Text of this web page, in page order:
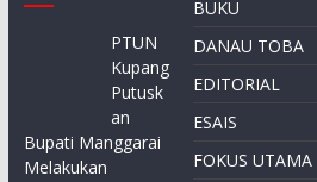
PTUN
Kupang
Putusk
an
Bupati Manggarai
Melakukan
BUKU
DANAU TOBA
EDITORIAL
ESAIS
FOKUS UTAMA